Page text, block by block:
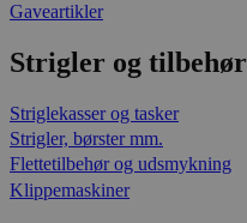
Gaveartikler
Strigler og tilbehør
Striglekasser og tasker
Strigler, børster mm.
Flettetilbehør og udsmykning
Klippemaskiner